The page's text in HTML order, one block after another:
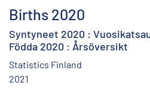
Selaa
Births 2020
Syntyneet 2020 :
Födda 2020 : Årsöversikt
Statistics Finland
2021